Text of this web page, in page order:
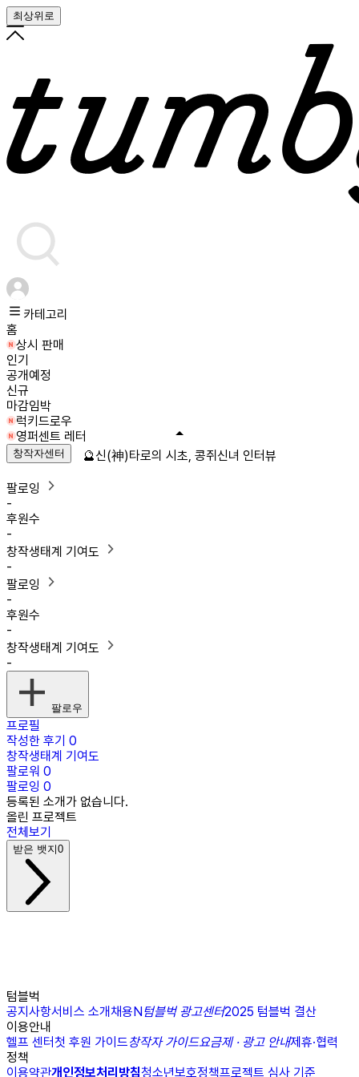
최상위로
카테고리
홈
상시 판매
인기
공개예정
신규
마감임박
럭키드로우
영퍼센트 레터
창작자센터
팔로잉
-
후원수
-
창작생태계 기여도
-
팔로잉
-
후원수
-
창작생태계 기여도
-
팔로우
프로필
작성한 후기 0
창작생태계 기여도
팔로워 0
팔로잉 0
등록된 소개가 없습니다.
올린 프로젝트
전체보기
받은 뱃지0
텀블벅
공지사항서비스 소개채용N텀블벅 광고센터2025 텀블벅 결산
이용안내
헬프 센터첫 후원 가이드창작자 가이드요금제 · 광고 안내제휴·협력
정책
이용약관개인정보처리방침청소년보호정책프로젝트 심사 기준
🔮신(神)타로의 시초, 콩쥐신녀 인터뷰